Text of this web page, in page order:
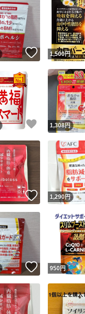
いいね！
1,500円
いいね！
1,308円
いいね！
1,290円
いいね！
950 円